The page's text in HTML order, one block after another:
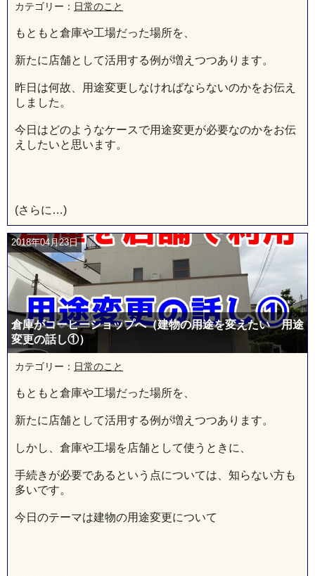
カテゴリー： 日常のこと
もともと倉庫や工場だった場所を、
新たに店舗として活用する例が増えつつあります。
昨日は何故、用途変更しなければならないのかをお伝え
しました。
今日はどのようなケースで用途変更が必要なのかをお伝
えしたいと思います。
(さらに…)
2018年04月23日
倉庫がコーヒーショップへ（建物の用途を変えたい 用途
変更の話し①）
カテゴリー： 日常のこと
もともと倉庫や工場だった場所を、
新たに店舗として活用する例が増えつつあります。
しかし、倉庫や工場を店舗として使うときに、
手続きが必要であるという点については、知らない方も
多いです。
今日のテーマは建物の用途変更について